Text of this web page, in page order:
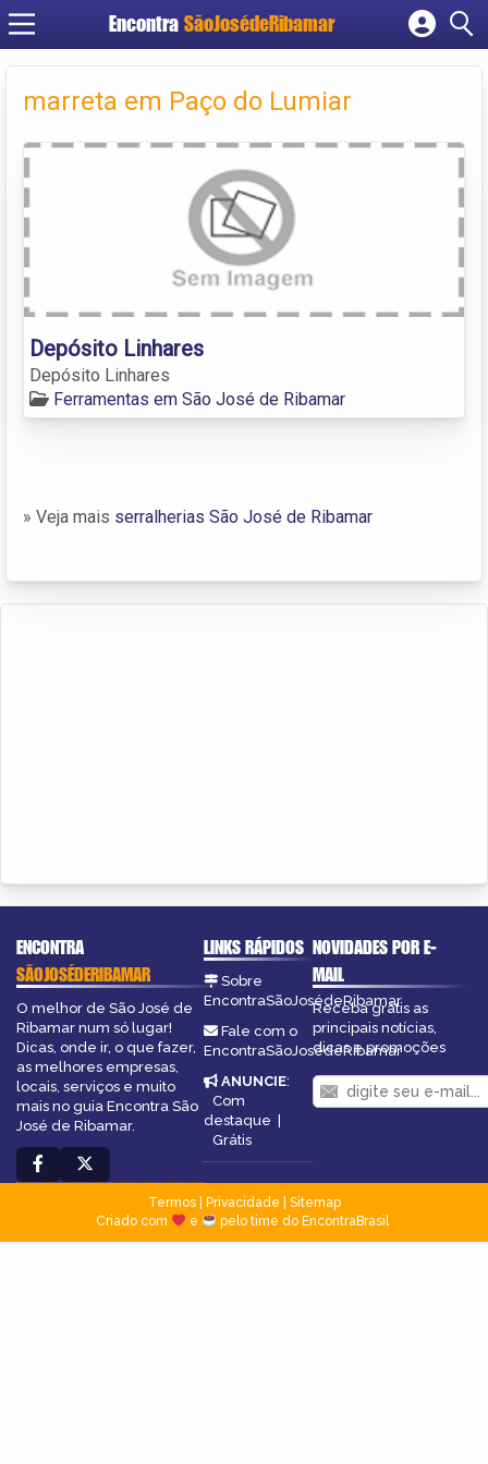
Encontra SãoJosédeRibamar
Cadastrar empresa
Criar conta
marreta em Paço do Lumiar
Depósito Linhares
Depósito Linhares
Ferramentas em São José de Ribamar
» Veja mais serralherias São José de Ribamar
ENCONTRA
SÃOJOSÉDERIBAMAR
O melhor de São José de
Ribamar num só lugar!
Dicas, onde ir, o que fazer,
as melhores empresas,
locais, serviços e muito
mais no guia Encontra São
José de Ribamar.
LINKS RÁPIDOS
Sobre
EncontraSãoJosédeRibamar
Fale com o
EncontraSãoJosédeRibamar
ANUNCIE:
Com
destaque |
Grátis
NOVIDADES POR E-
MAIL
Receba grátis as
principais notícias,
dicas e promoções
Termos| Privacidade
Sitemap
Criado com
e pelo time do EncontraBrasil